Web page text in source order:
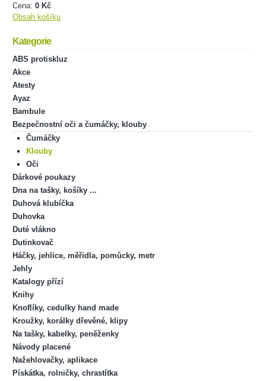
Cena: 0 Kč
Obsah košíku
Kategorie
ABS protiskluz
Akce
Atesty
Ayaz
Bambule
Bezpečnostní oči a čumáčky, klouby
Čumáčky
Klouby
Oči
Dárkové poukazy
Dna na tašky, košíky ...
Duhová klubíčka
Duhovka
Duté vlákno
Dutinkovač
Háčky, jehlice, měřidla, pomůcky, metr
Jehly
Katalogy přízí
Knihy
Knoflíky, cedulky hand made
Kroužky, korálky dřevěné, klipy
Na tašky, kabelky, peněženky
Návody placené
Nažehlovačky, aplikace
Pískátka, rolničky, chrastítka